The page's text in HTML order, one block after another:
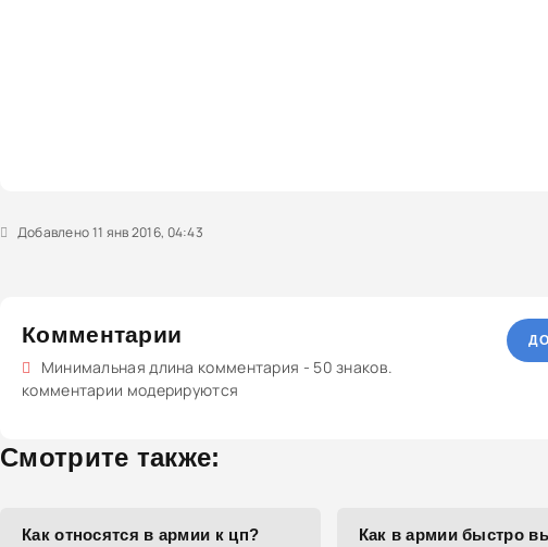
Добавлено 11 янв 2016, 04:43
Комментарии
Минимальная длина комментария - 50 знаков.
комментарии модерируются
Смотрите также:
Как относятся в армии к цп?
Как в армии быстро